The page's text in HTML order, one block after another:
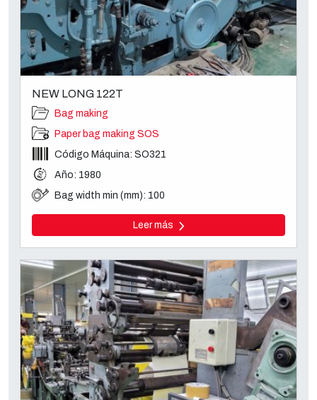
NEW LONG 122T
Bag making
Paper bag making SOS
Código Máquina: SO321
Año: 1980
Bag width min (mm): 100
Leer más